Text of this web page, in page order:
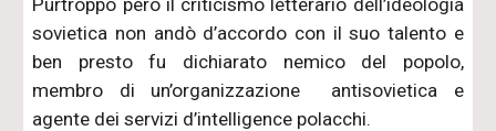
sovietica non andò d’accordo con il suo talento e
ben presto fu dichiarato nemico del popolo,
membro di un’organizzazione antisovietica e
agente dei servizi d’intelligence polacchi.